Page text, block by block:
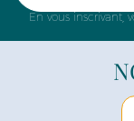
En vous inscrivant,